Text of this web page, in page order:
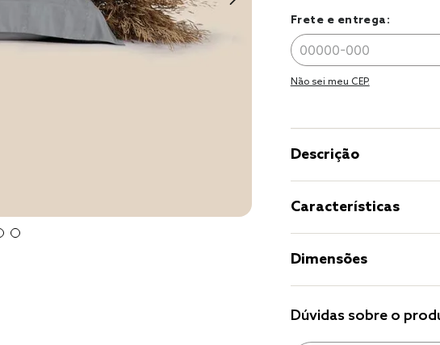
Frete e entrega:
Não sei meu CEP.
Descrição
Características
Dimensões
Dúvidas sobre o